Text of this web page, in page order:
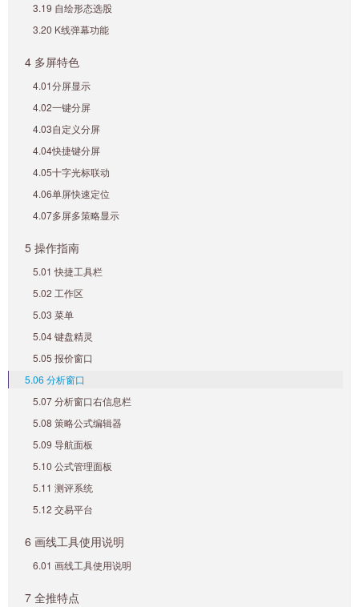
3.19 自绘形态选股
3.20 K线弹幕功能
4 多屏特色
4.01分屏显示
4.02一键分屏
4.03自定义分屏
4.04快捷键分屏
4.05十字光标联动
4.06单屏快速定位
4.07多屏多策略显示
5 操作指南
5.01 快捷工具栏
5.02 工作区
5.03 菜单
5.04 键盘精灵
5.05 报价窗口
5.06 分析窗口
5.07 分析窗口右信息栏
5.08 策略公式编辑器
5.09 导航面板
5.10 公式管理面板
5.11 测评系统
5.12 交易平台
6 画线工具使用说明
6.01 画线工具使用说明
7 全推特点